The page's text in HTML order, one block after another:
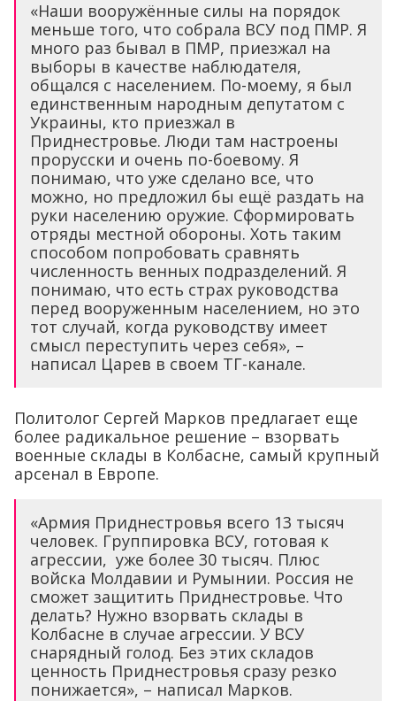
«Наши вооружённые силы на порядок
меньше того, что собрала ВСУ под ПМР. Я
много раз бывал в ПМР, приезжал на
выборы в качестве наблюдателя,
общался с населением. По-моему, я был
единственным народным депутатом с
Украины, кто приезжал в
Приднестровье. Люди там настроены
прорусски и очень по-боевому. Я
понимаю, что уже сделано все, что
можно, но предложил бы ещё раздать на
руки населению оружие. Сформировать
отряды местной обороны. Хоть таким
способом попробовать сравнять
численность венных подразделений. Я
понимаю, что есть страх руководства
перед вооруженным населением, но это
тот случай, когда руководству имеет
смысл переступить через себя», –
написал Царев в своем ТГ-канале.
Политолог Сергей Марков предлагает еще
более радикальное решение – взорвать
военные склады в Колбасне, самый крупный
арсенал в Европе.
«Армия Приднестровья всего 13 тысяч
человек. Группировка ВСУ, готовая к
агрессии, уже более 30 тысяч. Плюс
войска Молдавии и Румынии. Россия не
сможет защитить Приднестровье. Что
делать? Нужно взорвать склады в
Колбасне в случае агрессии. У ВСУ
снарядный голод. Без этих складов
ценность Приднестровья сразу резко
понижается», – написал Марков.